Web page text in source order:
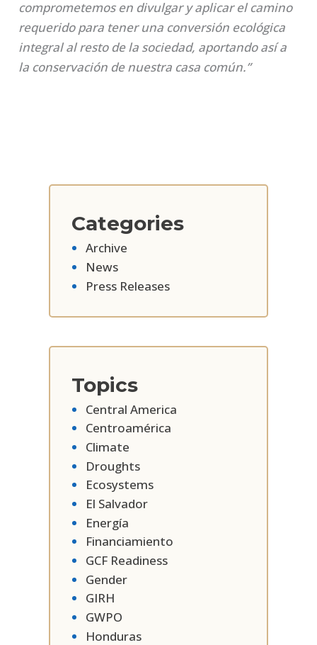
Categories
Archive
News
Press Releases
Topics
Central America
Centroamérica
Climate
Droughts
Ecosystems
El Salvador
Energía
Financiamiento
GCF Readiness
Gender
GIRH
GWPO
Honduras
comprometemos en divulgar y aplicar el camino
requerido para tener una conversión ecológica
integral al resto de la sociedad, aportando así a
la conservación de nuestra casa común.”